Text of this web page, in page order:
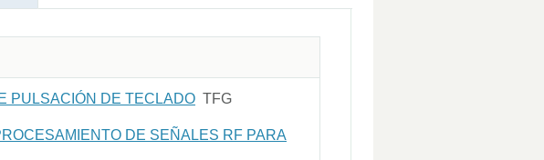
PULSACIÓN DE TECLADO TFG
DE SEÑALES RF PARA